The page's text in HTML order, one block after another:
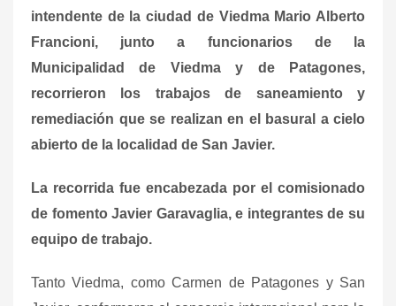
intendente de la ciudad de Viedma Mario Alberto
Francioni, junto a funcionarios de la
Municipalidad de Viedma y de Patagones,
recorrieron los trabajos de saneamiento y
remediación que se realizan en el basural a cielo
abierto de la localidad de San Javier.
La recorrida fue encabezada por el comisionado
de fomento Javier Garavaglia, e integrantes de su
equipo de trabajo.
Tanto Viedma, como Carmen de Patagones y San